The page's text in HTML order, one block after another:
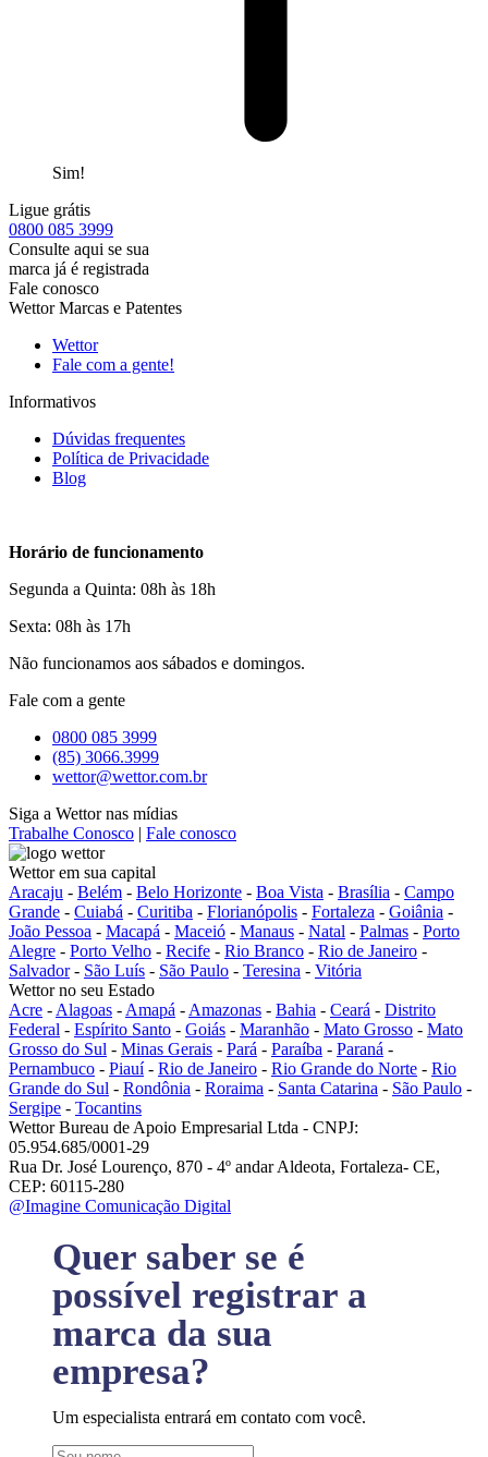
Sim!
Ligue grátis
0800 085 3999
Consulte aqui se sua
marca já é registrada
Fale conosco
Wettor Marcas e Patentes
Wettor
Fale com a gente!
Informativos
Dúvidas frequentes
Política de Privacidade
Blog
Horário de funcionamento
Segunda a Quinta: 08h às 18h
Sexta: 08h às 17h
Não funcionamos aos sábados e domingos.
Fale com a gente
0800 085 3999
(85) 3066.3999
wettor@wettor.com.br
Siga a Wettor nas mídias
Trabalhe Conosco | Fale conosco
Wettor em sua capital
Aracaju - Belém - Belo Horizonte - Boa Vista - Brasília - Campo
Grande - Cuiabá - Curitiba - Florianópolis - Fortaleza - Goiânia -
João Pessoa - Macapá - Maceió - Manaus - Natal - Palmas - Porto
Alegre - Porto Velho - Recife - Rio Branco - Rio de Janeiro -
Salvador- São Luís - São Paulo - Teresina - Vitória
Wettor no seu Estado
Acre - Alagoas - Amapá - Amazonas - Bahia - Ceará - Distrito
Federal - Espírito Santo - Goiás - Maranhão - Mato Grosso - Mato
Grosso do Sul - Minas Gerais - Pará - Paraíba - Paraná -
Pernambuco - Piauí- Rio de Janeiro - Rio Grande do Norte - Rio
Grande do Sul - Rondônia - Roraima - Santa Catarina - São Paulo -
Sergipe - Tocantins
Wettor Bureau de Apoio Empresarial Ltda - CNPJ:
05.954.685/0001-29
Rua Dr. José Lourenço, 870 - 4º andar Aldeota, Fortaleza- CE,
CEP: 60115-280
@Imagine Comunicação Digital
Quer saber se é
possível registrar a
marca da sua
empresa?
Um especialista entrará em contato com você.